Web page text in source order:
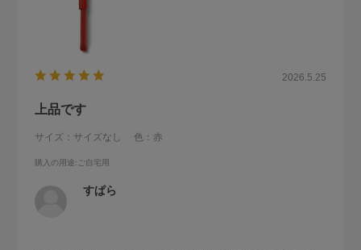
2026.5.25
上品です
サイズ：サイズなし 色：赤
購入の用途:ご自宅用
すぱら